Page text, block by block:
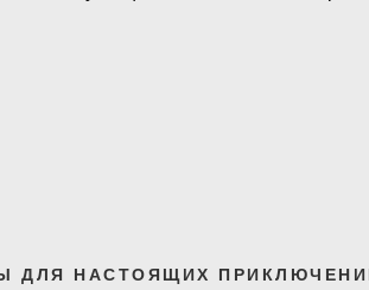
ДЛЯ НАСТОЯЩИХ